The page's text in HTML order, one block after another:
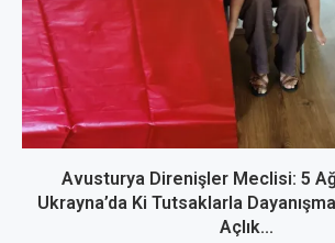
Avusturya Direnişler Meclisi: 5
Ukrayna’da Ki Tutsaklarla
Açlık...